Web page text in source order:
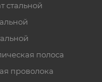
стальной
полоса
проволока